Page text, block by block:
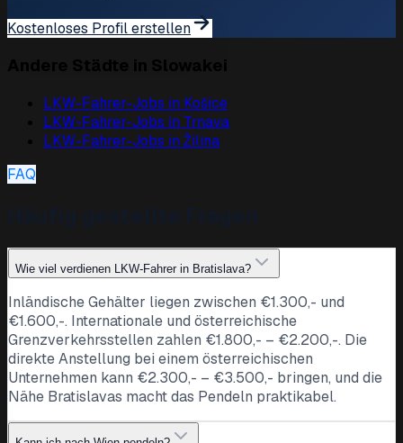
Kostenloses Profil erstellen
LKW-Fahrer-Jobs in Košice
LKW-Fahrer-Jobs in Trnava
LKW-Fahrer-Jobs in Žilina
FAQ
Wie viel verdienen LKW-Fahrer in Bratislava?
Inländische Gehälter liegen zwischen €1.300,- und
€1.600,-. Internationale und österreichische
Grenzverkehrsstellen zahlen €1.800,- – €2.200,-. Die
direkte Anstellung bei einem österreichischen
Unternehmen kann €2.300,- – €3.500,- bringen, und die
Nähe Bratislavas macht das Pendeln praktikabel.